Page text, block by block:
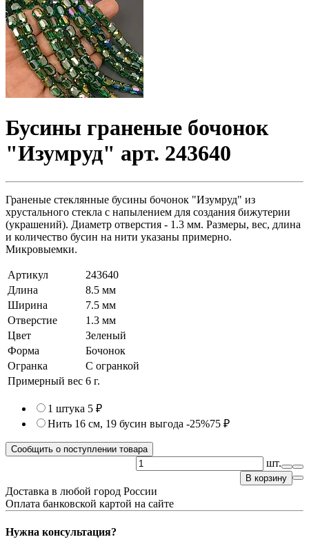
Бусины граненые бочонок
"Изумруд" арт. 243640
Граненые стеклянные бусины бочонок "Изумруд" из
хрустального стекла с напылением для создания бижутерии
(украшений). Диаметр отверстия - 1.3 мм. Размеры, вес, длина
и количество бусин на нити указаны примерно.
Микровыемки.
Артикул
243640
Длина
8.5 мм
Ширина
7.5 мм
Отверстие
1.3 мм
Цвет
Зеленый
Форма
Бочонок
Огранка
С огранкой
Примерный вес 6 г.
1 штука 5 ₽
Нить 16 см, 19 бусин выгода -25%75 ₽
Сообщить о поступлении товара
шт.
В корзину
Доставка в любой город России
Оплата банковской картой на сайте
Нужна консультация?